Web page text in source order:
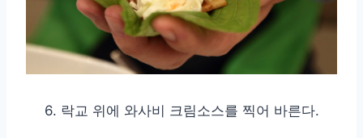
6. 락교 위에 와사비 크림소스를 찍어 바른다.